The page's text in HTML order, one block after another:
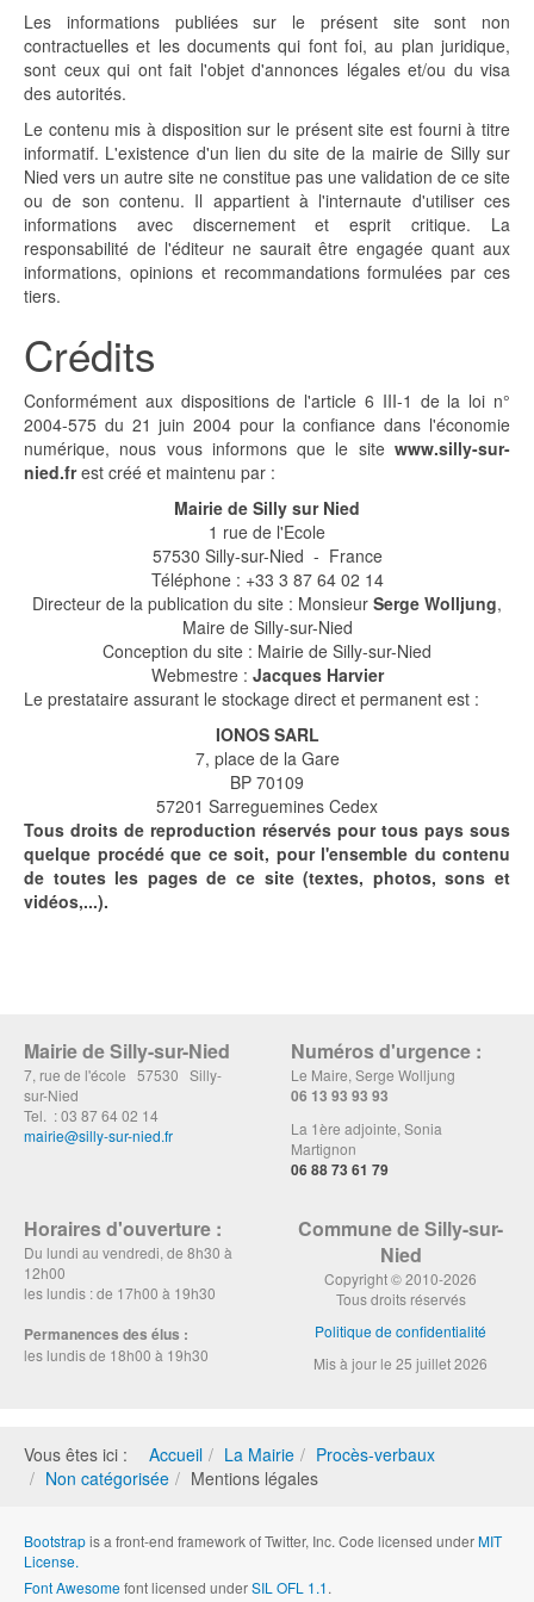
Les informations publiées sur le présent site sont non
contractuelles et les documents qui font foi, au plan juridique,
sont ceux qui ont fait l'objet d'annonces légales et/ou du visa
des autorités.
Le contenu mis à disposition sur le présent site est fourni à titre
informatif. L'existence d'un lien du site de la mairie de Silly sur
Nied vers un autre site ne constitue pas une validation de ce site
ou de son contenu. Il appartient à l'internaute d'utiliser ces
informations avec discernement et esprit critique. La
responsabilité de l'éditeur ne saurait être engagée quant aux
informations, opinions et recommandations formulées par ces
tiers.
Crédits
Conformément aux dispositions de l'article 6 III-1 de la loi n°
2004-575 du 21 juin 2004 pour la confiance dans l'économie
numérique, nous vous informons que le site www.silly-sur-
nied.frest créé et maintenu par :
Mairie de Silly sur Nied
1 rue de l'Ecole
57530 Silly-sur-Nied - France
Téléphone : +33 3 87 64 02 14
Directeur de la publication du site : Monsieur Serge Wolljung,
Maire de Silly-sur-Nied
Conception du site : Mairie de Silly-sur-Nied
Webmestre : Jacques Harvier
Le prestataire assurant le stockage direct et permanent est :
IONOS SARL
7, place de la Gare
BP 70109
57201 Sarreguemines Cedex
Tous droits de reproduction réservés pour tous pays sous
quelque procédé que ce soit, pour l'ensemble du contenu
de toutes les pages de ce site (textes, photos, sons et
vidéos,...).
Mairie de Silly-sur-Nied
7, rue de l'école 57530 Silly-
sur-Nied
Tel. : 03 87 64 02 14
mairie@silly-sur-nied.fr
Numéros d'urgence :
Le Maire, Serge Wolljung
06 13 93 93 93
La 1ère adjointe, Sonia
Martignon
06 88 73 61 79
Horaires d'ouverture :
Du lundi au vendredi, de 8h30 à
12h00
les lundis : de 17h00 à 19h30
Permanences des élus :
les lundis de 18h00 à 19h30
Commune de Silly-sur-
Nied
Copyright © 2010-2026
Tous droits réservés
Politique de confidentialité
Mis à jour le 25 juillet 2026
Vous êtes ici : Accueil La Mairie
Procès-verbaux
Non catégorisée
Mentions légales
Bootstrapis a front-end framework of Twitter, Inc. Code licensed underMIT
License.
Font Awesomefont licensed underSIL OFL 1.1.